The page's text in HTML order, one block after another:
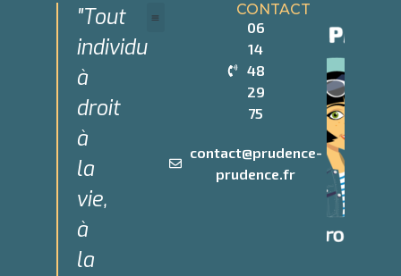
"Tout
individu
à
droit
à
la
vie,
à
la
CONTACT
06
14
48
29
75
contact@prudence-
prudence.fr